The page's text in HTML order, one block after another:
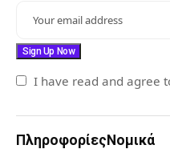
I have read and agree
ΠληροφορίεςΝομικά